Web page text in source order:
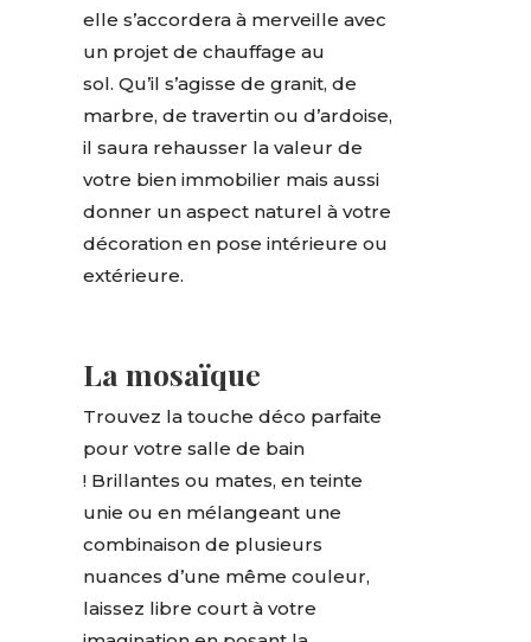
elle s’accordera à merveille avec
un projet de chauffage au
sol. Qu’il s’agisse de granit, de
marbre, de travertin ou d’ardoise,
il saura rehausser la valeur de
votre bien immobilier mais aussi
donner un aspect naturel à votre
décoration en pose intérieure ou
extérieure.
La mosaïque
Trouvez la touche déco parfaite
pour votre salle de bain
! Brillantes ou mates, en teinte
unie ou en mélangeant une
combinaison de plusieurs
nuances d’une même couleur,
laissez libre court à votre